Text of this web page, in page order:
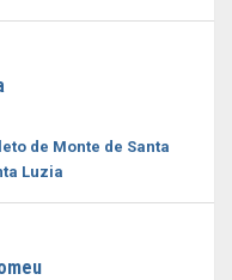
de Monte de Santa
Luzia